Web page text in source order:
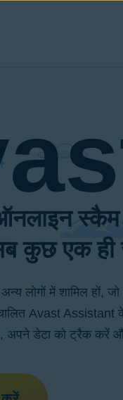
कुछ एक ही
लोगों में शामिल
Avast Assistant
अपने डेटा को ट्रैक करें